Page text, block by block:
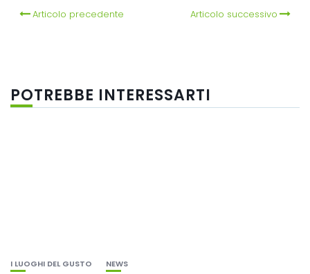
Articolo precedente Articolo successivo
POTREBBE INTERESSARTI
I LUOGHI DEL GUSTO NEWS